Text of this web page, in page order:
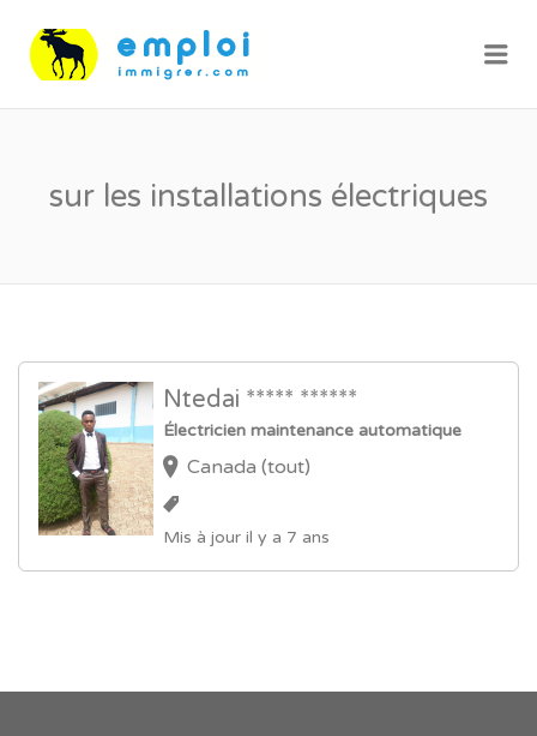
sur les installations électriques
Ntedai ***** ******
Électricien maintenance automatique
Canada (tout)
Mis à jour il y a 7 ans